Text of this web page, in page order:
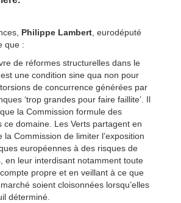
Philippe Lambert, eurodéputé
que :
de réformes structurelles dans le
une condition sine qua non pour
de concurrence générées par
‘trop grandes pour faire faillite’. Il
la Commission formule des
ce domaine. Les Verts partagent en
la Commission de limiter l’exposition
européennes à des risques de
en leur interdisant notamment toute
propre et en veillant à ce que
soient cloisonnées lorsqu’elles
déterminé.